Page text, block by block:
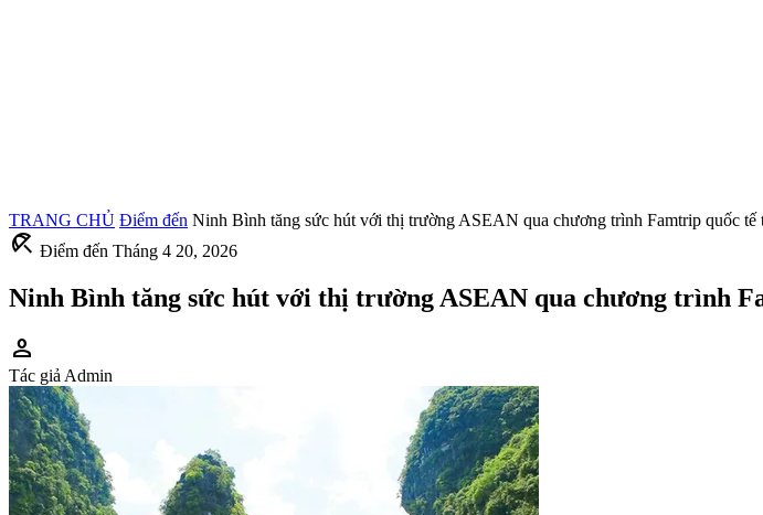
TRANG CHỦ Điểm đến Ninh Bình tăng sức hút với thị trường ASEAN qua chương trình Famtrip quốc
beach_access Điểm đến Tháng 4 20, 2026
Ninh Bình tăng sức hút với thị trường ASEAN qua chương trình
person
Tác giả Admin